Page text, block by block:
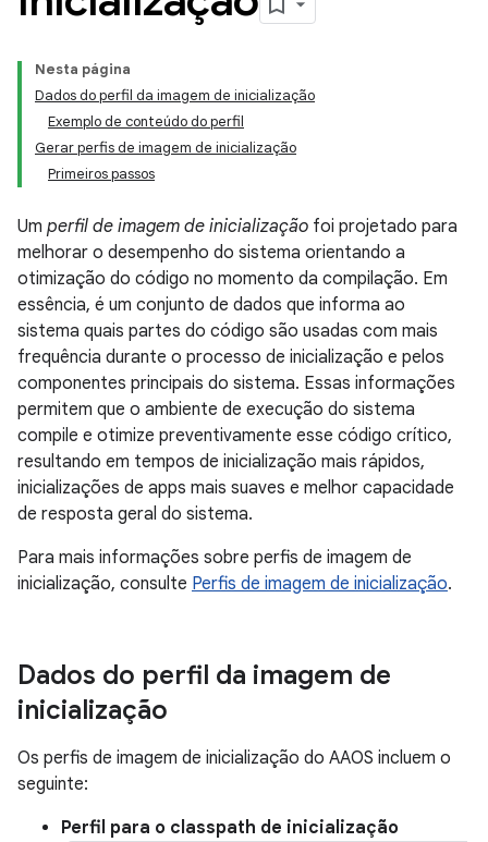
Nesta página
Dados do perfil da imagem de inicialização
Exemplo de conteúdo do perfil
Gerar perfis de imagem de inicialização
Primeiros passos
Um perfil de imagem de inicialização foi projetado para
melhorar o desempenho do sistema orientando a
otimização do código no momento da compilação. Em
essência, é um conjunto de dados que informa ao
sistema quais partes do código são usadas com mais
frequência durante o processo de inicialização e pelos
componentes principais do sistema. Essas informações
permitem que o ambiente de execução do sistema
compile e otimize preventivamente esse código crítico,
resultando em tempos de inicialização mais rápidos,
inicializações de apps mais suaves e melhor capacidade
de resposta geral do sistema.
Para mais informações sobre perfis de imagem de
inicialização, consulte Perfis de imagem de inicialização.
Dados do perfil da imagem de
inicialização
Os perfis de imagem de inicialização do AAOS incluem o
seguinte:
Perfil para o classpath de inicialização